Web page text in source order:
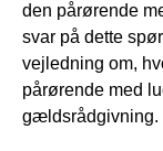
den pårørende
svar på dette
vejledning om,
pårørende med
gældsrådgivning.